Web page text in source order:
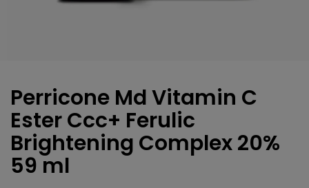
Perricone Md Vitamin C
Ester Ccc+ Ferulic
Brightening Complex 20%
59 ml